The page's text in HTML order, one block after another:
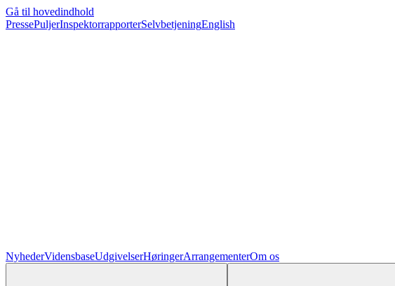
Gå til hovedindhold
PressePuljerInspektorrapporterSelvbetjeningEnglish
NyhederVidensbaseUdgivelserHøringerArrangementerOm os